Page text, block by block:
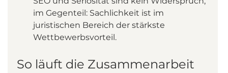
im Gegenteil: Sachlichkeit ist im
juristischen Bereich der stärkste
Wettbewerbsvorteil.
So läuft die Zusammenarbeit